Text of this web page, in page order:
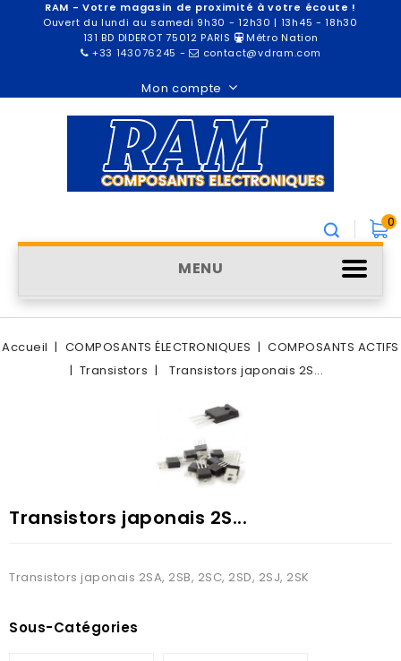
RAM - Votre magasin de proximité à votre écoute !
Ouvert du lundi au samedi 9h30 - 12h30 | 13h45 - 18h30
131 BD DIDEROT 75012 PARIS
Métro Nation
+33 143076245 - contact@vdram.com
Mon compte
0
MENU
Accueil COMPOSANTS ÉLECTRONIQUES
COMPOSANTS ACTIFS
Transistors
Transistors japonais 2S...
Transistors japonais 2S...
Transistors japonais 2SA, 2SB, 2SC, 2SD, 2SJ, 2SK
Sous-Catégories